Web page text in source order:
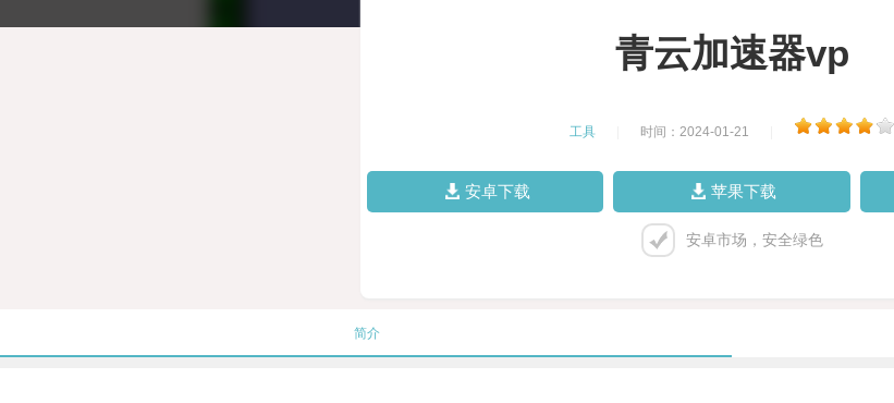
青云加速器vp
工具 时间：2024-01-21
安卓下载 苹果下载
安卓市场，安全绿色
简介